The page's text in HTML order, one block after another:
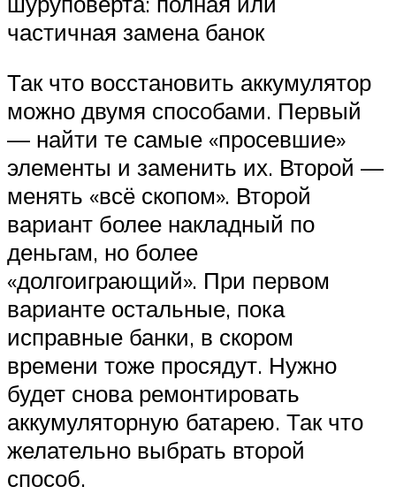
частичная замена банок
Так что восстановить аккумулятор
можно двумя способами. Первый
— найти те самые «просевшие»
элементы и заменить их. Второй —
менять «всё скопом». Второй
вариант более накладный по
деньгам, но более
«долгоиграющий». При первом
варианте остальные, пока
исправные банки, в скором
времени тоже просядут. Нужно
будет снова ремонтировать
аккумуляторную батарею. Так что
желательно выбрать второй
способ.